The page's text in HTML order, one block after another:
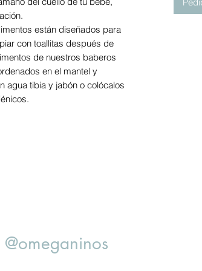
están diseñados para
con toallitas después de
de nuestros baberos
en el mantel y
agua tibia y jabón o colócalos
@omeganinos